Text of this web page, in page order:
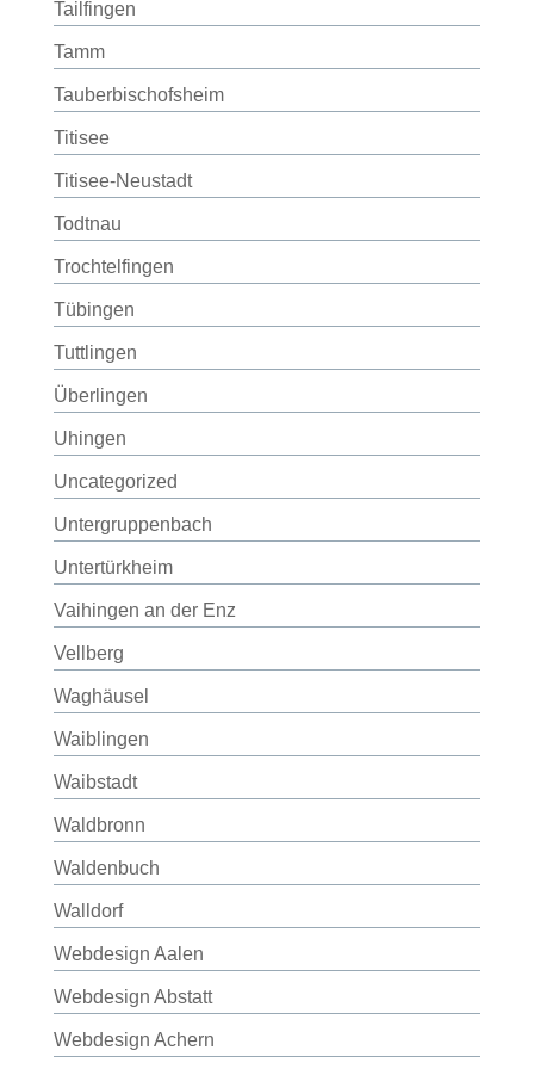
Tailfingen
Tamm
Tauberbischofsheim
Titisee
Titisee-Neustadt
Todtnau
Trochtelfingen
Tübingen
Tuttlingen
Überlingen
Uhingen
Uncategorized
Untergruppenbach
Untertürkheim
Vaihingen an der Enz
Vellberg
Waghäusel
Waiblingen
Waibstadt
Waldbronn
Waldenbuch
Walldorf
Webdesign Aalen
Webdesign Abstatt
Webdesign Achern